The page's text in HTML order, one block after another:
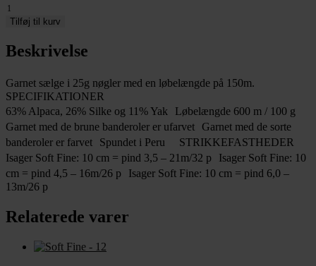
Eco
Soft
-
6S
Tilføj til kurv
Beskrivelse
Garnet sælge i 25g nøgler med en løbelængde på 150m.
SPECIFIKATIONER
63% Alpaca, 26% Silke og 11% Yak Løbelængde 600 m / 100 g
Garnet med de brune banderoler er ufarvet Garnet med de sorte
banderoler er farvet Spundet i Peru STRIKKEFASTHEDER
Isager Soft Fine: 10 cm = pind 3,5 – 21m/32 p Isager Soft Fine: 10
cm = pind 4,5 – 16m/26 p Isager Soft Fine: 10 cm = pind 6,0 –
13m/26 p
Relaterede varer